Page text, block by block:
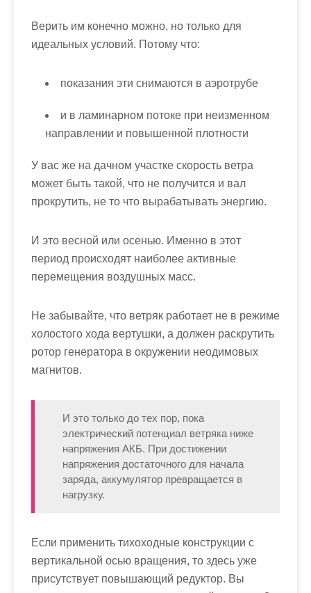
Верить им конечно можно, но только для
идеальных условий. Потому что:
показания эти снимаются в аэротрубе
и в ламинарном потоке при неизменном
направлении и повышенной плотности
У вас же на дачном участке скорость ветра
может быть такой, что не получится и вал
прокрутить, не то что вырабатывать энергию.
И это весной или осенью. Именно в этот
период происходят наиболее активные
перемещения воздушных масс.
Не забывайте, что ветряк работает не в режиме
холостого хода вертушки, а должен раскрутить
ротор генератора в окружении неодимовых
магнитов.
И это только до тех пор, пока
электрический потенциал ветряка ниже
напряжения АКБ. При достижении
напряжения достаточного для начала
заряда, аккумулятор превращается в
нагрузку.
Если применить тихоходные конструкции с
вертикальной осью вращения, то здесь уже
присутствует повышающий редуктор. Вы